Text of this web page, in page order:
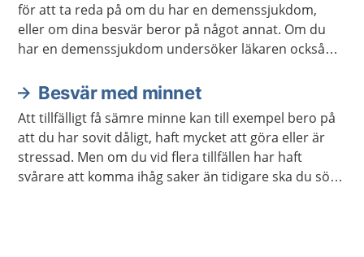
för att ta reda på om du har en demenssjukdom,
eller om dina besvär beror på något annat. Om du
har en demenssjukdom undersöker läkaren också
Besvär med minnet
Att tillfälligt få sämre minne kan till exempel bero på
att du har sovit dåligt, haft mycket att göra eller är
stressad. Men om du vid flera tillfällen har haft
svårare att komma ihåg saker än tidigare ska du söka